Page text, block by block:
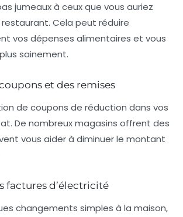
jumeaux à ceux que vous auriez
Cela peut réduire
vos dépenses alimentaires et vous
sainement.
et des remises
de coupons de réduction dans vos
De nombreux magasins offrent des
vous aider à diminuer le montant
factures d’électricité
changements simples à la maison,